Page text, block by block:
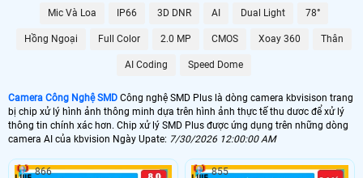
Mic Và Loa IP66 3D DNR AI Dual Light 78°
Hồng Ngoại Full Color 2.0 MP CMOS Xoay 360 Thân
AI Coding Speed Dome
Camera Công Nghệ SMD Công nghệ SMD Plus là dòng camera kbvisison trang
bị chip xử lý hình ảnh thông minh dựa trên hình ảnh thực tế thu dươc để xử lý
thông tin chính xác hơn. Chip xử lý SMD Plus được ứng dụng trên những dòng
camera AI của kbvision Ngày Upate: 7/30/2026 12:00:00 AM
866 855